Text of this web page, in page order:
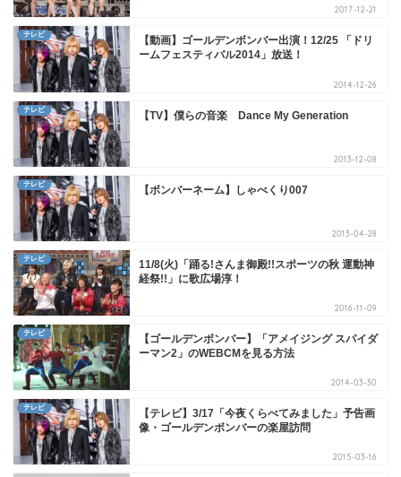
2017-12-21
テレビ
【動画】ゴールデンボンバー出演！12/25 「ドリ
ームフェスティバル2014」放送！
2014-12-26
テレビ 【TV】僕らの音楽 Dance My Generation
2013-12-08
テレビ 【ボンバーネーム】しゃべくり007
2013-04-28
テレビ
11/8(火)「踊る!さんま御殿!!スポーツの秋 運動神
経祭!!」に歌広場淳！
2016-11-09
テレビ
【ゴールデンボンバー】「アメイジング スパイダ
ーマン2」のWEBCMを見る方法
2014-03-30
テレビ
【テレビ】3/17「今夜くらべてみました」予告画
像・ゴールデンボンバーの楽屋訪問
2015-03-16